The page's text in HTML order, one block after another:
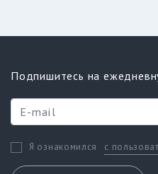
Подпишитесь на
Я ознакомился с